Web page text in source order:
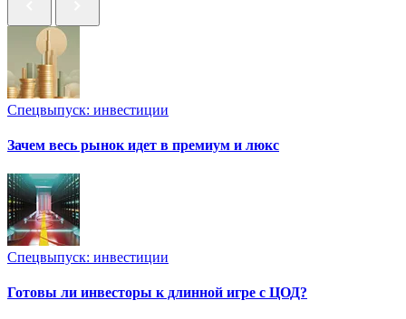
Спецвыпуск: инвестиции
Зачем весь рынок идет в премиум и люкс
Спецвыпуск: инвестиции
Готовы ли инвесторы к длинной игре с ЦОД?